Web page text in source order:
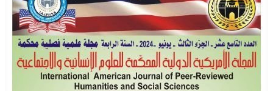
5
العدد الثاني عشر – الجزء الاول – الخاص
بوقائع المؤتمر العلمي الدولي التاسع
سبتمبر 3, 2022 0